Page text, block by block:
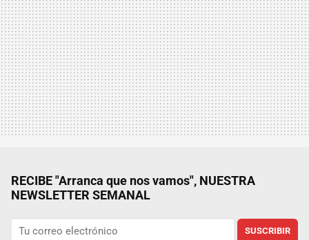
RECIBE "Arranca que nos vamos", NUESTRA
NEWSLETTER SEMANAL
SUSCRIBIR